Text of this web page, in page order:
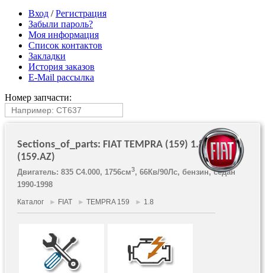
Вход /Регистрация
Забыли пароль?
Моя информация
Список контактов
Закладки
История заказов
E-Mail рассылка
Номер запчасти:
Sections_of_parts: FIAT TEMPRA (159) 1.8 i.e.
(159.AZ)
Двигатель: 835 C4.000, 1756см3, 66Кв/90Лс, бензин, седан
1990-1998
Каталог ► FIAT ► TEMPRA 159 ► 1.8